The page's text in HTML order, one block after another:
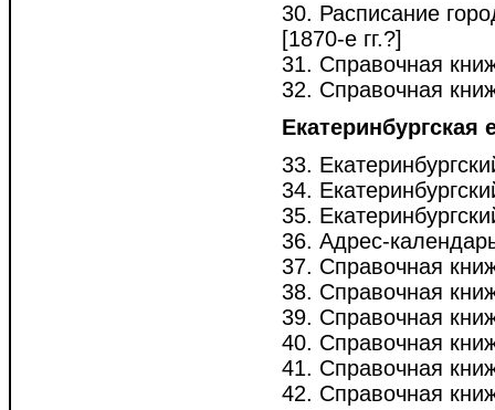
30. Расписание
[1870-е гг.?]
31. Справочная
32. Справочная
Екатеринбургская
33.
34.
35.
36. Адрес-
37. Справочная
38. Справочная
39. Справочная
40. Справочная
41. Справочная
42. Справочная